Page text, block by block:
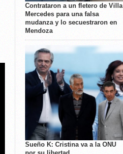
Contrataron a un fletero de Villa
Mercedes para una falsa
mudanza y lo secuestraron en
Mendoza
Sueño K: Cristina va a la ONU